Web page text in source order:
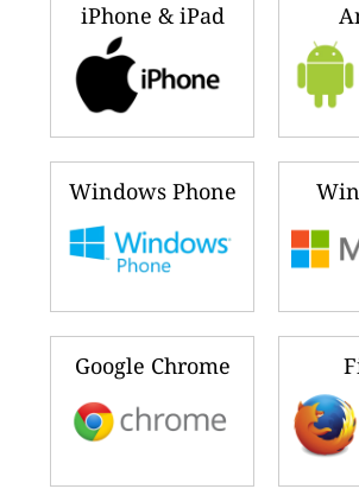
iPhone & iPad
Windows Phone
Google Chrome